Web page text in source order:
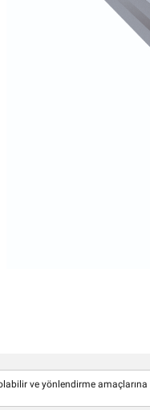
Mil
Vidalı
ve yönlendirme amaçlarına